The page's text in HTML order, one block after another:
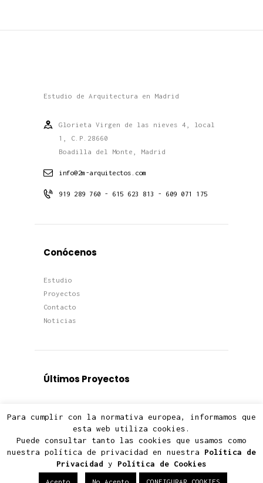
Estudio de Arquitectura en Madrid
Glorieta Virgen de las nieves 4, local
1, C.P.28660
Boadilla del Monte, Madrid
info@2m-arquitectos.com
919 289 760 - 615 623 813 - 609 071 175
Conócenos
Estudio
Proyectos
Contacto
Noticias
Últimos Proyectos
Viviendas
Edificios
Para cumplir con la normativa europea, informamos que
esta web utiliza cookies.
Puede consultar tanto las cookies que usamos como
nuestra política de privacidad en nuestra Política de
Privacidad y Política de Cookies